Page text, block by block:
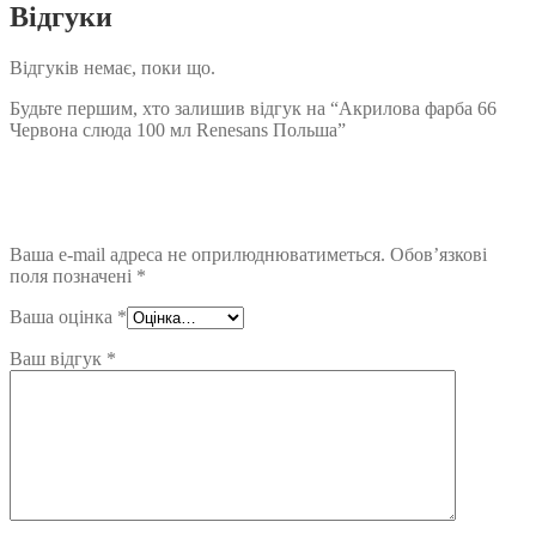
Відгуки
Відгуків немає, поки що.
Будьте першим, хто залишив відгук на “Акрилова фарба 66
Червона слюда 100 мл Renesans Польша”
Ваша e-mail адреса не оприлюднюватиметься. Обов’язкові
поля позначені *
Ваша оцінка *
Ваш відгук *